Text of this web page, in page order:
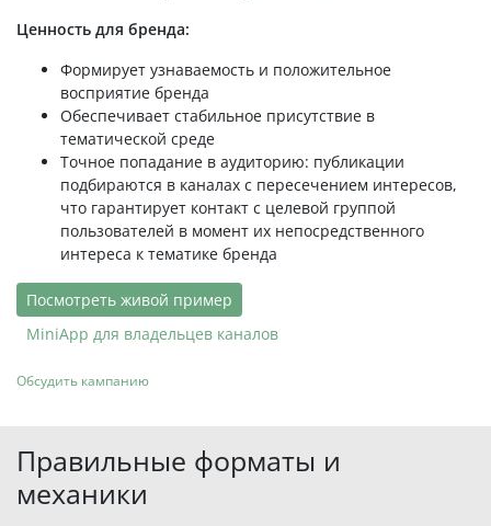
Ценность для бренда:
Формирует узнаваемость и положительное
восприятие бренда
Обеспечивает стабильное присутствие в
тематической среде
Точное попадание в аудиторию: публикации
подбираются в каналах с пересечением интересов,
что гарантирует контакт с целевой группой
пользователей в момент их непосредственного
интереса к тематике бренда
Посмотреть живой пример
MiniApp для владельцев каналов
Обсудить кампанию
Правильные форматы и
механики